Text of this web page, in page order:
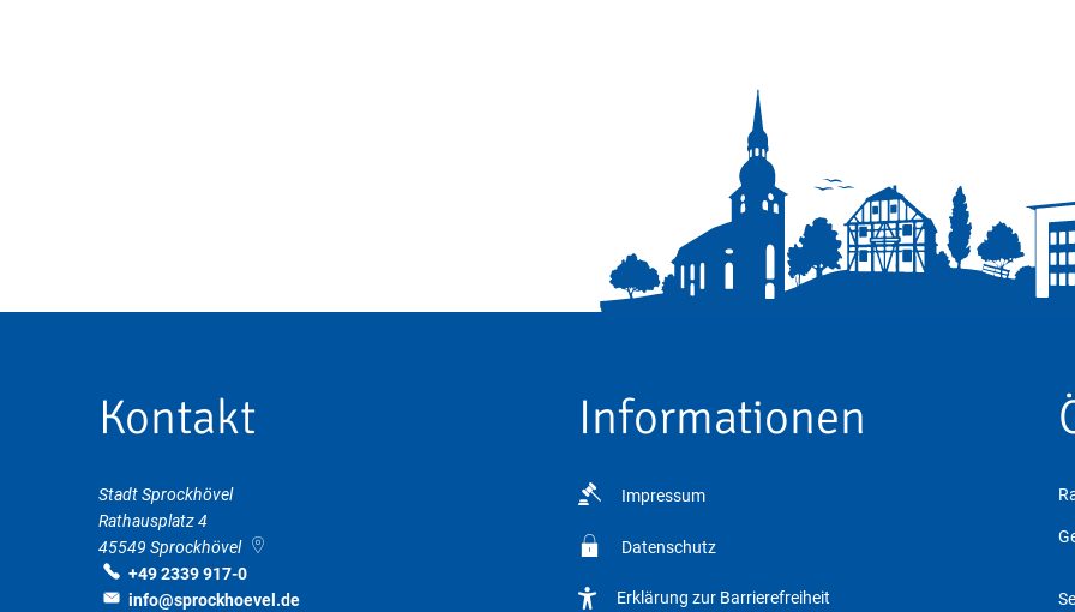
Kontakt
Stadt Sprockhövel
Rathausplatz 4
45549 Sprockhövel
+49 2339 917-0
info@sprockhoevel.de
Informationen
Impressum
Datenschutz
Erklärung zur Barrierefreiheit